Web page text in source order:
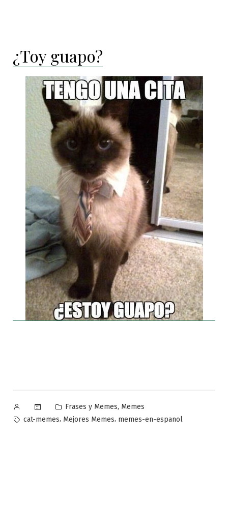
¿Toy guapo?
Publicado
por
Publicado
en
Frases y Memes, Memes
Etiquetas:
cat-memes, Mejores Memes, memes-en-espanol